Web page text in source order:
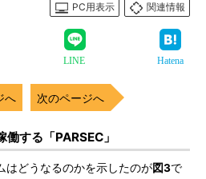
PC用表示
関連情報
LINE Hatena
へ 次のページへ
する「PARSEC」
はどうなるのかを示したのが図3で